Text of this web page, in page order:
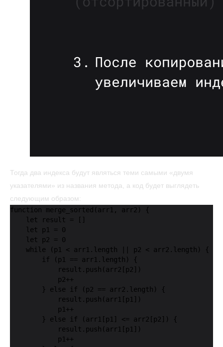
Тогда два индекса будут являться теми самыми «двумя
указателями» из названия метода, а код будет выглядеть
следующим образом:
function merge_sorted(arr1, arr2) {
    let result = []
    let p1 = 0
    let p2 = 0
    while (p1 < arr1.length || p2 < arr2.length) {
        if (p1 == arr1.length) {
            result.push(arr2[p2])
            p2++
        } else if (p2 == arr2.length) {
            result.push(arr1[p1])
            p1++
        } else if (arr1[p1] <= arr2[p2]) {
            result.push(arr1[p1])
            p1++